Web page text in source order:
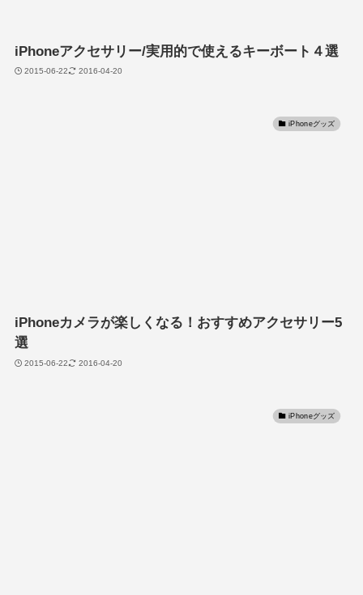
iPhoneアクセサリー/実用的で使えるキーボート４選
2015-06-22 2016-04-20
iPhoneグッズ
iPhoneカメラが楽しくなる！おすすめアクセサリー5
選
2015-06-22 2016-04-20
iPhoneグッズ